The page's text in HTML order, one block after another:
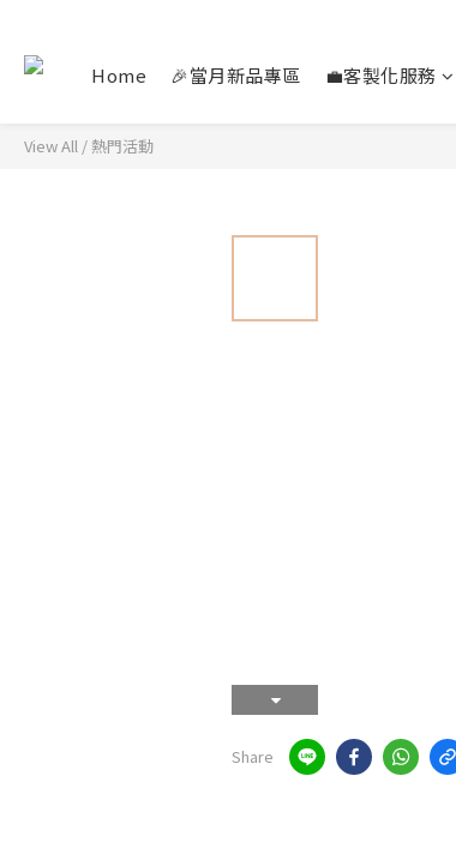
Home 🎉當月新品專區 💼客製化服務
View All /熱門活動
Share